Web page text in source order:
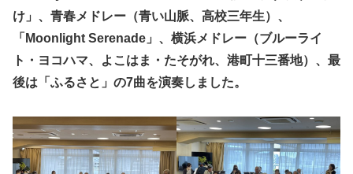
け」、青春メドレー（青い山脈、高校三年生）、
「Moonlight Serenade」、横浜メドレー（ブルーライ
ト・ヨコハマ、よこはま・たそがれ、港町十三番地）、最
後は「ふるさと」の7曲を演奏しました。